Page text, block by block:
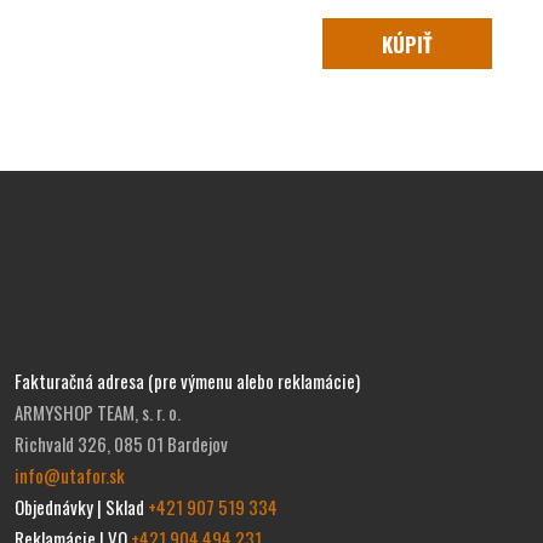
KÚPIŤ
Fakturačná adresa (pre výmenu alebo reklamácie)
ARMYSHOP TEAM, s. r. o.
Richvald 326, 085 01 Bardejov
info@utafor.sk
Objednávky | Sklad +421 907 519 334